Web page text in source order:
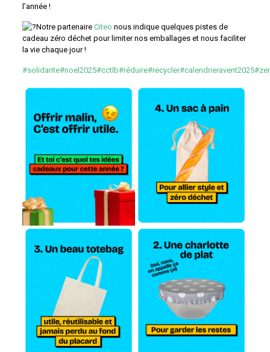
l’année !
Notre partenaire Citeo nous indique quelques pistes de
cadeau zéro déchet pour limiter nos emballages et nous faciliter
la vie chaque jour !
#solidarite#noel2025#cctlb#réduire#recycler#calendrieravent2025